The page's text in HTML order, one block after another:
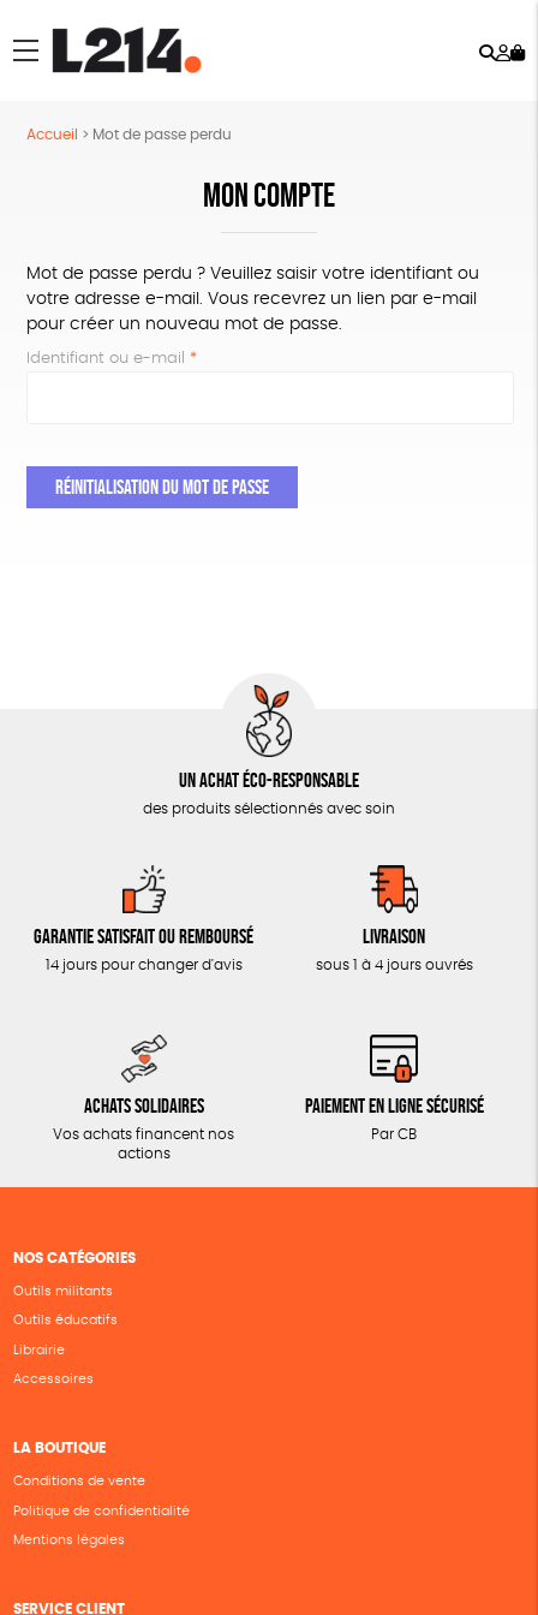
menu
Accueil > Mot de passe perdu
MON COMPTE
Mot de passe perdu ? Veuillez saisir votre identifiant ou
votre adresse e-mail. Vous recevrez un lien par e-mail
pour créer un nouveau mot de passe.
Identifiant ou e-mail *Obligatoire
RÉINITIALISATION DU MOT DE PASSE
Un achat éco-responsable
des produits sélectionnés avec soin
Garantie satisfait ou remboursé
14 jours pour changer d'avis
Livraison
sous 1 à 4 jours ouvrés
Achats solidaires
Vos achats financent nos
actions
Paiement en ligne sécurisé
Par CB
NOS CATÉGORIES
Outils militants
Outils éducatifs
Librairie
Accessoires
LA BOUTIQUE
Conditions de vente
Politique de confidentialité
Mentions légales
SERVICE CLIENT